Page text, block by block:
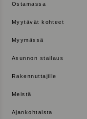
Ostamassa
Myytävät kohteet
Myymässä
Asunnon stailaus
Rakennuttajille
Meistä
Ajankohtaista